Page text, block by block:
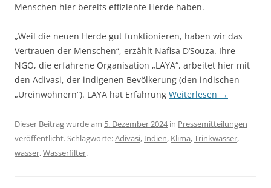
Menschen hier bereits effiziente Herde haben.
„Weil die neuen Herde gut funktionieren, haben wir das
Vertrauen der Menschen“, erzählt Nafisa D‘Souza. Ihre
NGO, die erfahrene Organisation „LAYA“, arbeitet hier mit
den Adivasi, der indigenen Bevölkerung (den indischen
„Ureinwohnern“). LAYA hat Erfahrung Weiterlesen →
Dieser Beitrag wurde am 5. Dezember 2024in Pressemitteilungen
veröffentlicht. Schlagworte:Adivasi, Indien, Klima,Trinkwasser,
wasser,Wasserfilter.